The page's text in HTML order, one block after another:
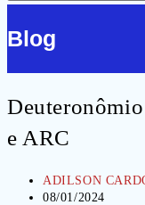
site
site
Blog
e ARC
Autor
do
ADILSON
Post
08/01/2024